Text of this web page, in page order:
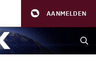
AANMELDEN